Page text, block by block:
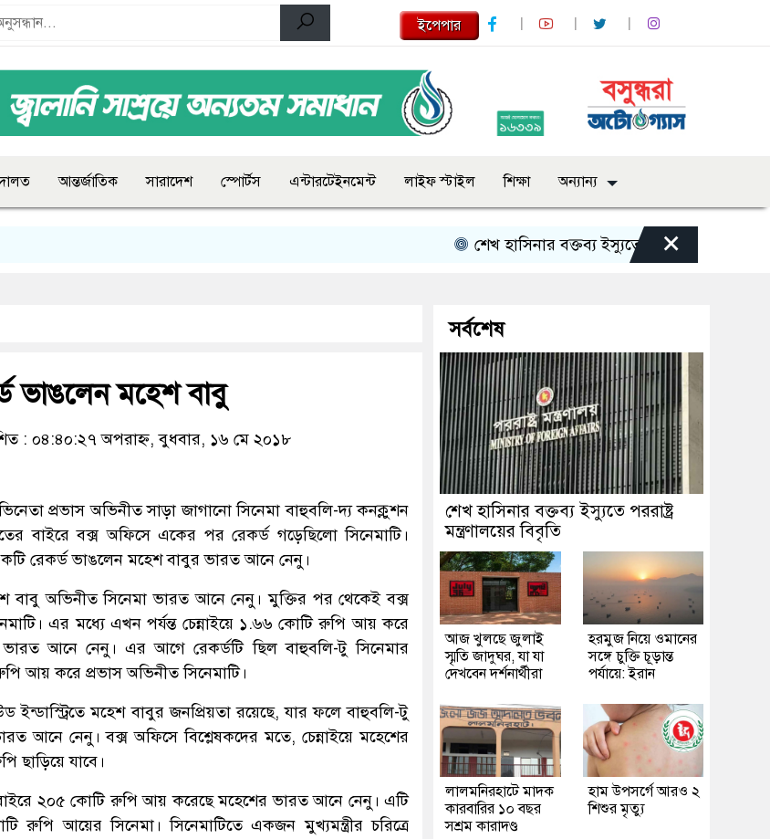
ইপেপার
আন্তর্জাতিক সারাদেশ স্পোর্টস এন্টারটেইনমেন্ট লাইফ স্টাইল শিক্ষা অন্যান্য
শেখ হাসিনার বক্তব্য ইস্যুতে পররাষ্ট্র মন্ত্রণালয়ের বিবৃতি
×
ভাঙলেন মহেশ বাবু
: ০৪:৪০:২৭ অপরাহ্ন, বুধবার, ১৬ মে ২০১৮
প্রভাস অভিনীত সাড়া জাগানো সিনেমা বাহুবলি-দ্য কনক্লুশন
বাইরে বক্স অফিসে একের পর রেকর্ড গড়েছিলো সিনেমাটি।
রেকর্ড ভাঙলেন মহেশ বাবুর ভারত আনে নেনু।
বাবু অভিনীত সিনেমা ভারত আনে নেনু। মুক্তির পর থেকেই বক্স
এর মধ্যে এখন পর্যন্ত চেন্নাইয়ে ১.৬৬ কোটি রুপি আয় করে
আনে নেনু। এর আগে রেকর্ডটি ছিল বাহুবলি-টু সিনেমার
আয় করে প্রভাস অভিনীত সিনেমাটি।
মহেশ বাবুর জনপ্রিয়তা রয়েছে, যার ফলে বাহুবলি-টু
আনে নেনু। বক্স অফিসে বিশ্লেষকদের মতে, চেন্নাইয়ে মহেশের
ছাড়িয়ে যাবে।
২০৫ কোটি রুপি আয় করেছে মহেশের ভারত আনে নেনু। এটি
রুপি আয়ের সিনেমা। সিনেমাটিতে একজন মুখ্যমন্ত্রীর চরিত্রে
সর্বশেষ
শেখ হাসিনার বক্তব্য ইস্যুতে পররাষ্ট্র
মন্ত্রণালয়ের বিবৃতি
আজ খুলছে জুলাই
স্মৃতি জাদুঘর, যা যা
দেখবেন দর্শনার্থীরা
হরমুজ নিয়ে ওমানের
সঙ্গে চুক্তি চূড়ান্ত
পর্যায়ে: ইরান
লালমনিরহাটে মাদক
কারবারির ১০ বছর
সশ্রম কারাদণ্ড
হাম উপসর্গে আরও ২
শিশুর মৃত্যু